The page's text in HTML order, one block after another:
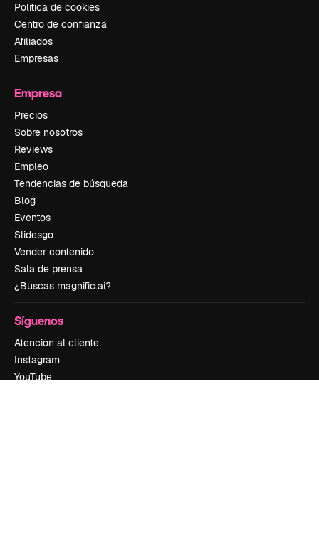
Política de cookies
Centro de confianza
Afiliados
Empresas
Empresa
Precios
Sobre nosotros
Reviews
Empleo
Tendencias de búsqueda
Blog
Eventos
Slidesgo
Vender contenido
Sala de prensa
¿Buscas magnific.ai?
Síguenos
Atención al cliente
Instagram
YouTube